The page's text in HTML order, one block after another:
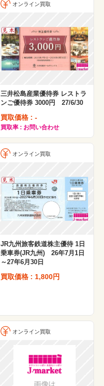
オンライン買取
三井松島産業優待券 レストラ
ンご優待券 3000円 27/6/30
買取価格 : -
買取率 : お問い合わせ
オンライン買取
JR九州旅客鉄道株主優待 1日
乗車券(JR九州) 26年7月1日
～27年6月30日
買取価格 : 1,800円
オンライン買取